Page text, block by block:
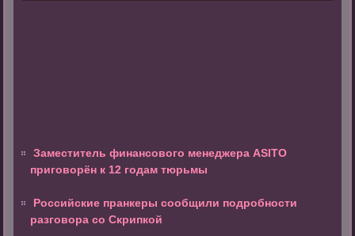
Заместитель финансового менеджера ASITO
приговорён к 12 годам тюрьмы
Российские пранкеры сообщили подробности
разговора со Скрипкой